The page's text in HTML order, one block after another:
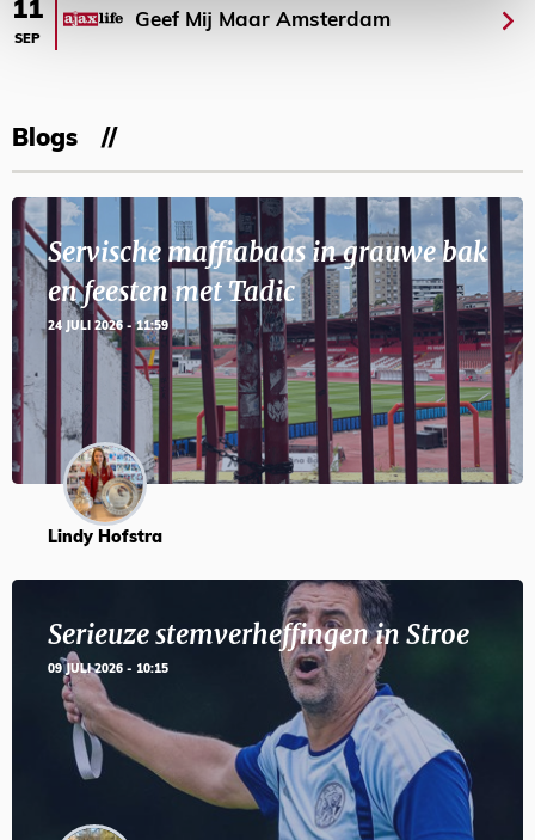
11
SEP
Geef Mij Maar Amsterdam
Blogs
Servische maffiabaas in grauwe bak
en feesten met Tadic
24 JULI 2026 - 11:59
Lindy Hofstra
Serieuze stemverheffingen in Stroe
09 JULI 2026 - 10:15